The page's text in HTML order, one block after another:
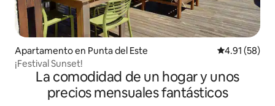
Apartamento en Punta del Este Calificación
4.91 (58)
¡Festival Sunset!
La comodidad de un hogar y unos
precios mensuales fantásticos